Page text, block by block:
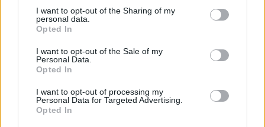
not limited to your visit or usage behaviour. You may click to
grant or deny consent to Google and its third-party tags to
use your data for below specified purposes in below Google
consent section.
I want to opt-out of the Sharing of my
personal data.
Opted In
I want to opt-out of the Sale of my
Personal Data.
Opted In
I want to opt-out of processing my
Personal Data for Targeted Advertising.
Opted In
Felkészülési szezon 4. mérkőzés
Nya Ullevi, Göteborg
2026-08-08 17:00
0 nap 7 óra 13 perc 21 másodperc
Leeds Unitedvs Manchester United
AC MilanvsManchester United